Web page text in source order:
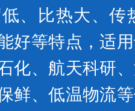
、比热大、传
好等特点，适
化、航天科研
鲜、低温物流